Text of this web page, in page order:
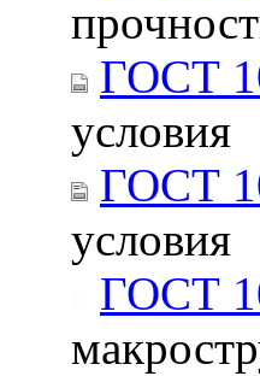
ГОСТ
условия
ГОСТ
условия
ГОСТ